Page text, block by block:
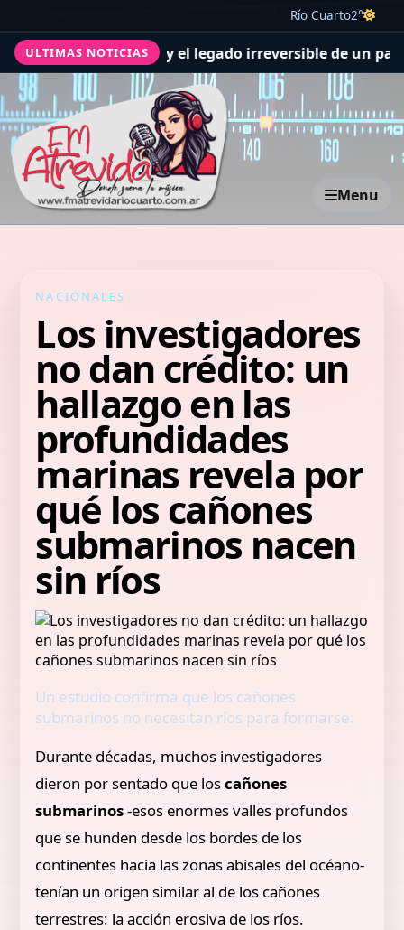
Río Cuarto2°
ULTIMAS NOTICIAS
de Jorge y el legado irreversible de un padre Así
Menu
NACIONALES
Los investigadores
no dan crédito: un
hallazgo en las
profundidades
marinas revela por
qué los cañones
submarinos nacen
sin ríos
Un estudio confirma que los cañones
submarinos no necesitan ríos para formarse.
Durante décadas, muchos investigadores
dieron por sentado que loscañones
submarinos-esos enormes valles profundos
que se hunden desde los bordes de los
continentes hacia las zonas abisales del océano-
tenían un origen similar al de los cañones
terrestres: la acción erosiva de los ríos.